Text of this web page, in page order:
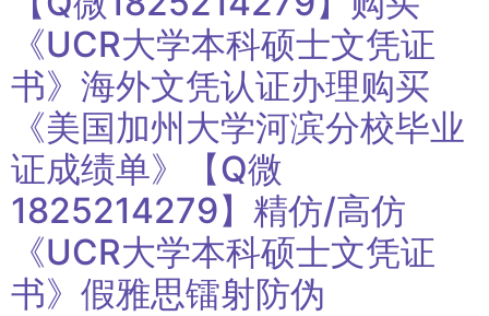
《UCR大学本科硕士文凭证
书》海外文凭认证办理购买
《美国加州大学河滨分校毕业
证成绩单》【Q微
1825214279】精仿/高仿
《UCR大学本科硕士文凭证
书》假雅思镭射防伪